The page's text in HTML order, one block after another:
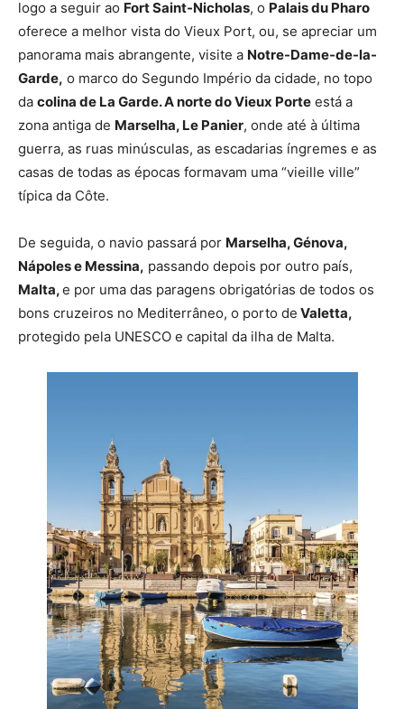
logo a seguir ao Fort Saint-Nicholas, o Palais du Pharo
oferece a melhor vista do Vieux Port, ou, se apreciar um
panorama mais abrangente, visite a Notre-Dame-de-la-
Garde, o marco do Segundo Império da cidade, no topo
da colina de La Garde. A norte do Vieux Porte está a
zona antiga de Marselha, Le Panier, onde até à última
guerra, as ruas minúsculas, as escadarias íngremes e as
casas de todas as épocas formavam uma “vieille ville”
típica da Côte.
De seguida, o navio passará por Marselha, Génova,
Nápoles e Messina, passando depois por outro país,
Malta,e por uma das paragens obrigatórias de todos os
bons cruzeiros no Mediterrâneo, o porto de Valetta,
protegido pela UNESCO e capital da ilha de Malta.